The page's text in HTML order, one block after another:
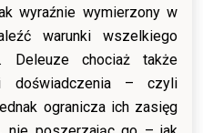
wyraźnie wymierzony w
warunki wszelkiego
Deleuze chociaż także
doświadczenia – czyli
ogranicza ich zasięg